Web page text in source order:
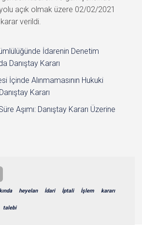
açık olmak üzere 02/02/2021
verildi.
İdarenin Denetim
Danıştay Kararı
İçinde Alınmamasının Hukuki
Kararı
Aşımı: Danıştay Kararı Üzerine
heyelan İdari İptali İşlem kararı
talebi